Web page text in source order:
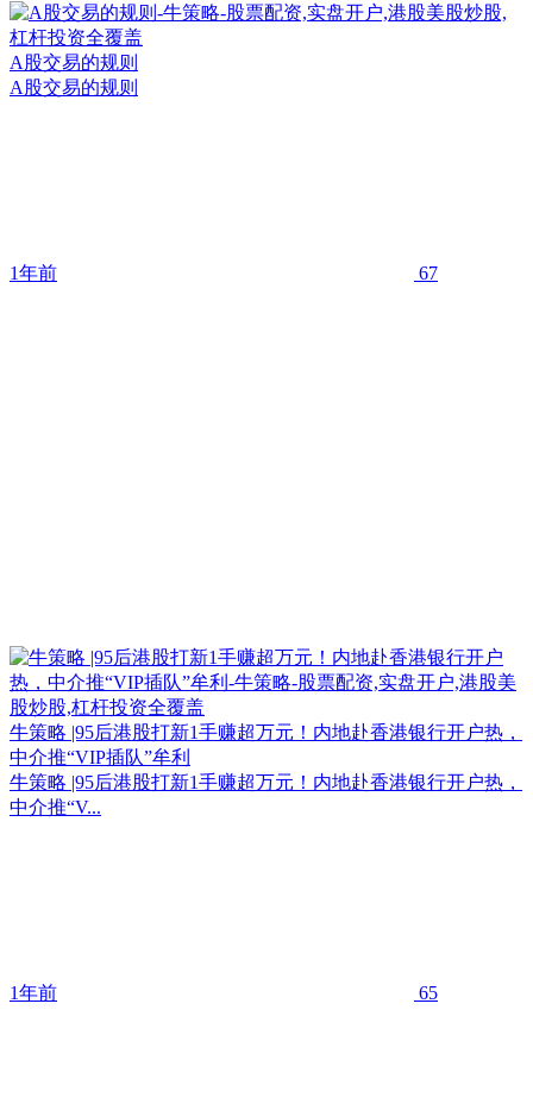
A股交易的规则
A股交易的规则
1年前 67
牛策略 |95后港股打新1手赚超万元！内地赴香港银行开户热，
中介推“VIP插队”牟利
牛策略 |95后港股打新1手赚超万元！内地赴香港银行开户热，
中介推“V...
1年前 65